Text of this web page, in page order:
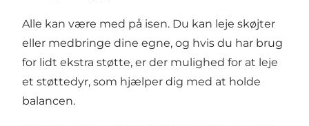
Alle kan være med på isen. Du kan leje skøjter
eller medbringe dine egne, og hvis du har brug
for lidt ekstra støtte, er der mulighed for at leje
et støttedyr, som hjælper dig med at holde
balancen.